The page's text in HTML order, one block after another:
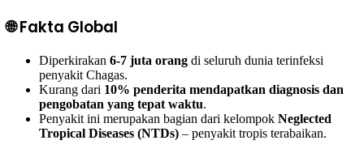
🌐 Fakta Global
Diperkirakan 6-7 juta orang di seluruh dunia terinfeksi
penyakit Chagas.
Kurang dari 10% penderita mendapatkan diagnosis dan
pengobatan yang tepat waktu.
Penyakit ini merupakan bagian dari kelompok Neglected
Tropical Diseases (NTDs) – penyakit tropis terabaikan.